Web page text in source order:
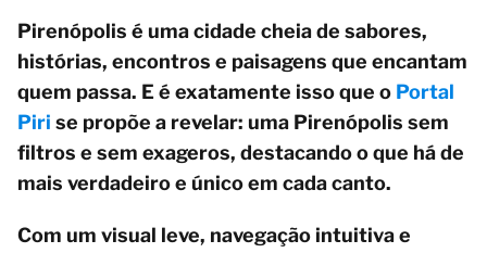
Pirenópolis é uma cidade cheia de sabores,
histórias, encontros e paisagens que encantam
quem passa. E é exatamente isso que o Portal
Piri se propõe a revelar: uma Pirenópolis sem
filtros e sem exageros, destacando o que há de
mais verdadeiro e único em cada canto.
Com um visual leve, navegação intuitiva e